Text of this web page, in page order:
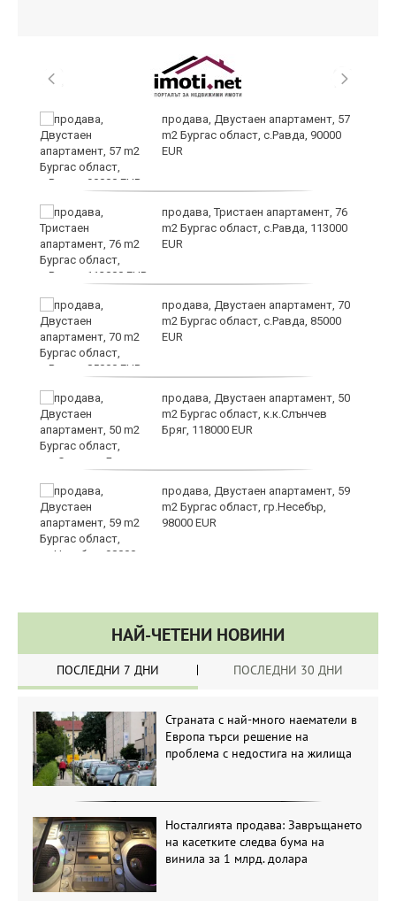
продава, Двустаен апартамент, 57
m2 Бургас област, с.Равда, 90000
EUR
продава, Тристаен апартамент, 76
m2 Бургас област, с.Равда, 113000
EUR
продава, Двустаен апартамент, 70
m2 Бургас област, с.Равда, 85000
EUR
продава, Двустаен апартамент, 50
m2 Бургас област, к.к.Слънчев
Бряг, 118000 EUR
продава, Двустаен апартамент, 59
m2 Бургас област, гр.Несебър,
98000 EUR
НАЙ-ЧЕТЕНИ НОВИНИ
ПОСЛЕДНИ 7 ДНИ ПОСЛЕДНИ 30 ДНИ
Страната с най-много наематели в
Европа търси решение на
проблема с недостига на жилища
Носталгията продава: Завръщането
на касетките следва бума на
винила за 1 млрд. долара